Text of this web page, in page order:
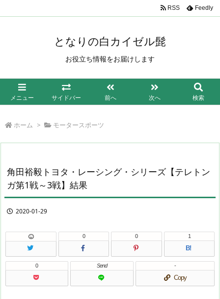
となりの白カイゼル髭
お役立ち情報をお届けします
メニュー サイドバー 前へ 次へ 検索
RSS Feedly
ホーム > モータースポーツ
角田裕毅トヨタ・レーシング・シリーズ【テレトン
ガ第1戦～3戦】結果
2020-01-29
0 0
B!
1
0 Send
Copy
-